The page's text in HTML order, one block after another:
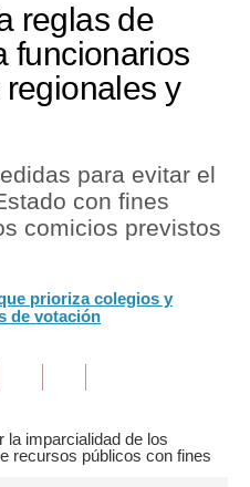
reglas de
funcionarios
y
para evitar el
con fines
comicios previstos
prioriza colegios y
de votación